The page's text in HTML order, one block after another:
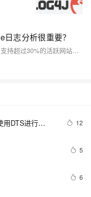
志分析很重要？
Apache是全球广泛使用的Web服务器软件，支持超过30%的活跃网站。它通过接收和处理HTTP请求，与后端服务器通信，返回响应并记录日志，确保网页请求的快速准确处理。Apache日志分为访问日志和错误日志，对提升用户体验、保障安全及优化性能至关重要。EventLog Analyzer等工具可有效管理和分析这些日志，增强Web服务的安全性和可靠性。
用DTS进行
12
5
6